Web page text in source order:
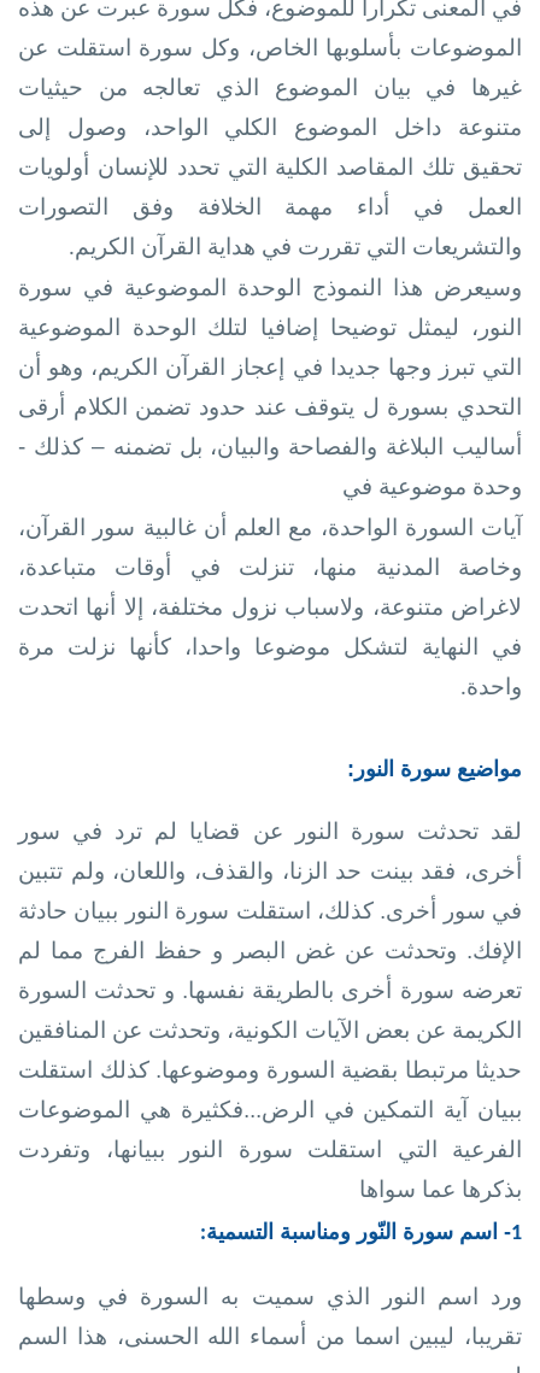
في المعنى تكرارا للموضوع، فكل سورة عبرت عن هذه
الموضوعات بأسلوبها الخاص، وكل سورة استقلت عن
غيرها في بيان الموضوع الذي تعالجه من حيثيات
متنوعة داخل الموضوع الكلي الواحد، وصول إلى
تحقيق تلك المقاصد الكلية التي تحدد للإنسان أولويات
العمل في أداء مهمة الخلافة وفق التصورات
والتشريعات التي تقررت في هداية القرآن الكريم.
وسيعرض هذا النموذج الوحدة الموضوعية في سورة
النور، ليمثل توضيحا إضافيا لتلك الوحدة الموضوعية
التي تبرز وجها جديدا في إعجاز القرآن الكريم، وهو أن
التحدي بسورة ل يتوقف عند حدود تضمن الكلام أرقى
أساليب البلاغة والفصاحة والبيان، بل تضمنه – كذلك -
وحدة موضوعية في
آيات السورة الواحدة، مع العلم أن غالبية سور القرآن،
وخاصة المدنية منها، تنزلت في أوقات متباعدة،
لاغراض متنوعة، ولاسباب نزول مختلفة، إلا أنها اتحدت
في النهاية لتشكل موضوعا واحدا، كأنها نزلت مرة
واحدة.
مواضيع سورة النور:
لقد تحدثت سورة النور عن قضايا لم ترد في سور
أخرى، فقد بينت حد الزنا، والقذف، واللعان، ولم تتبين
في سور أخرى. كذلك، استقلت سورة النور ببيان حادثة
الإفك. وتحدثت عن غض البصر و حفظ الفرج مما لم
تعرضه سورة أخرى بالطريقة نفسها. و تحدثت السورة
الكريمة عن بعض الآيات الكونية، وتحدثت عن المنافقين
حديثا مرتبطا بقضية السورة وموضوعها. كذلك استقلت
ببيان آية التمكين في الرض...فكثيرة هي الموضوعات
الفرعية التي استقلت سورة النور ببيانها، وتفردت
بذكرها عما سواها
1- اسم سورة النّور ومناسبة التسمية:
ورد اسم النور الذي سميت به السورة في وسطها
تقريبا، ليبين اسما من أسماء الله الحسنى، هذا السم